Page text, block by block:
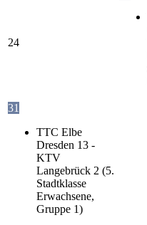
24
31
TTC Elbe
Dresden 13 -
KTV
Langebrück 2 (5.
Stadtklasse
Erwachsene,
Gruppe 1)